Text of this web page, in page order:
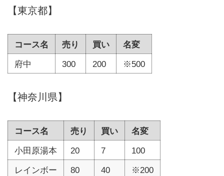
【東京都】
コース名 売り 買い
名変
府中
300 200 ※500
【神奈川県】
コース名 売り 買い
名変
小田原湯本
20 7
100
レインボー
80 40 ※200